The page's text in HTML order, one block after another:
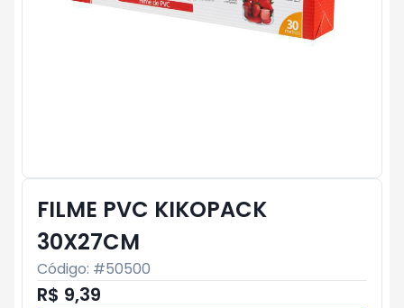
FILME PVC KIKOPACK
30X27CM
Código: #50500
R$ 9,39